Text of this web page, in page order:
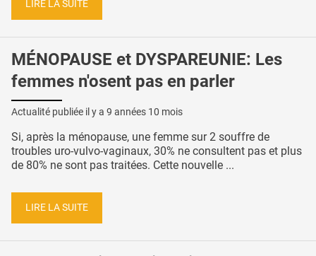
LIRE LA SUITE
MÉNOPAUSE et DYSPAREUNIE: Les
femmes n'osent pas en parler
Actualité publiée il y a 9 années 10 mois
Si, après la ménopause, une femme sur 2 souffre de
troubles uro-vulvo-vaginaux, 30% ne consultent pas et plus
de 80% ne sont pas traitées. Cette nouvelle ...
LIRE LA SUITE